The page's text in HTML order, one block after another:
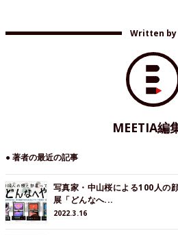
Written by
MEETIA編
● 著者の最近の記事
写真家・中山桜による100人の
展「どんなへ...
2022.3.16